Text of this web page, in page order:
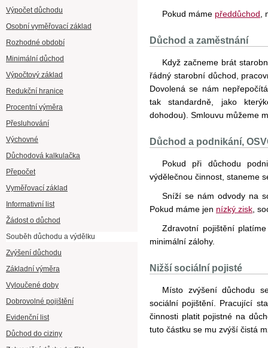
Výpočet důchodu
Osobní vyměřovací základ
Rozhodné období
Minimální důchod
Výpočtový základ
Redukční hranice
Procentní výměra
Přesluhování
Výchovné
Důchodová kalkulačka
Přepočet
Vyměřovací základ
Informativní list
Žádost o důchod
Souběh důchodu a výdělku
Zvýšení důchodu
Základní výměra
Vyloučené doby
Dobrovolné pojištění
Evidenční list
Důchod do ciziny
Pokud máme předdůchod
Důchod a zaměstnání
Když začneme brát
řádný starobní důchod,
Dovolená se nám
tak standardně, jako
dohodou). Smlouvu můžeme
Důchod a podnikání,
Pokud při důchodu
výdělečnou činnost, staneme
Sníží se nám odvody na
Pokud máme jen nízký zisk ,
Zdravotní pojištění
minimální zálohy.
Nižší sociální pojisté
Místo zvýšení důchodu
sociální pojištění. Pracující
činnosti platit pojistné na
tuto částku se mu zvýší čistá